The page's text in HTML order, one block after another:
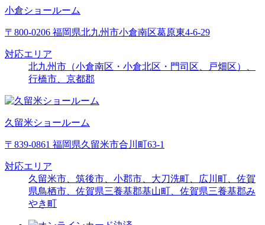
小倉ショールーム
〒800-0206 福岡県北九州市小倉南区葛原東4-6-29
対応エリア
北九州市（小倉南区・小倉北区・門司区、戸畑区）、
行橋市、京都郡
久留米ショールーム
〒839-0861 福岡県久留米市合川町63-1
対応エリア
久留米市、筑後市、小郡市、大刀洗町、広川町、佐賀
県鳥栖市、佐賀県三養基郡基山町、佐賀県三養基郡み
やき町